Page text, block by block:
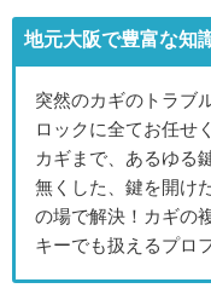
地元大阪で豊富な知
突然のカギのトラブ
ロックに全てお任せ
カギまで、あるゆる
無くした、鍵を開け
の場で解決！カギの
キーでも扱えるプロ